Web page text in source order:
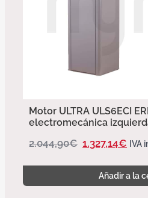
Motor ULTRA ULS6ECI
electromecánica
2.044,90€ 1.327,14€ IVA
Añadir a la